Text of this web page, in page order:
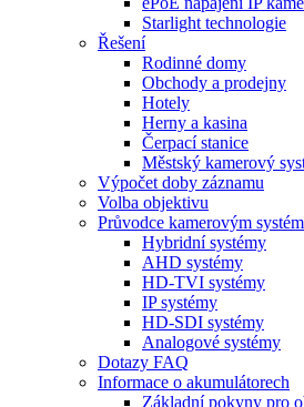
Starlight technologie
Řešení
Rodinné domy
Obchody a prodejny
Hotely
Herny a kasina
Čerpací stanice
Městský kamerový
Výpočet doby záznamu
Volba objektivu
Průvodce kamerovým
Hybridní systémy
AHD systémy
HD-TVI systémy
IP systémy
HD-SDI systémy
Analogové systémy
Dotazy FAQ
Informace o akumulátorech
Základní pokyny pro